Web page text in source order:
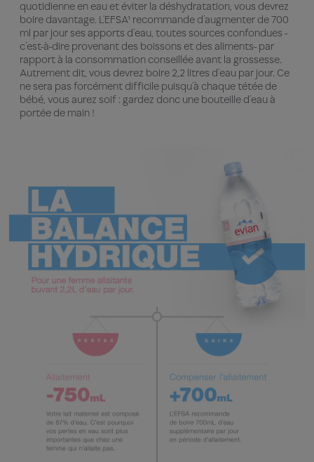
quotidienne en eau et éviter la déshydratation, vous devrez
boire davantage. L’EFSA¹ recommande d’augmenter de 700
ml par jour ses apports d’eau, toutes sources confondues -
c’est-à-dire provenant des boissons et des aliments- par
rapport à la consommation conseillée avant la grossesse.
Autrement dit, vous devrez boire 2,2 litres d’eau par jour. Ce
ne sera pas forcément difficile puisqu’à chaque tétée de
bébé, vous aurez soif : gardez donc une bouteille d’eau à
portée de main !